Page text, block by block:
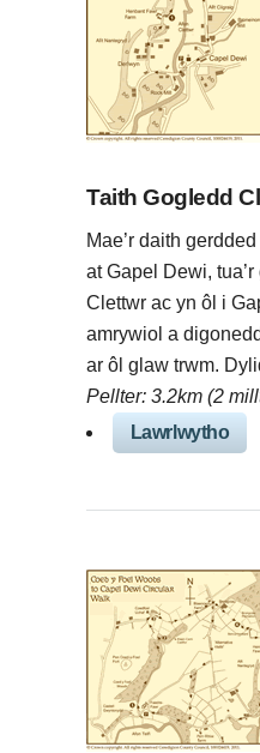
Taith Gogledd
Mae’r daith
at Gapel Dewi,
Clettwr ac yn ôl i
amrywiol a
ar ôl glaw trwm.
Pellter: 3.2km (2
Lawrlwytho